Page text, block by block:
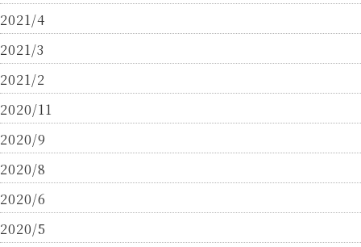
2021/4
2021/3
2021/2
2020/11
2020/9
2020/8
2020/6
2020/5